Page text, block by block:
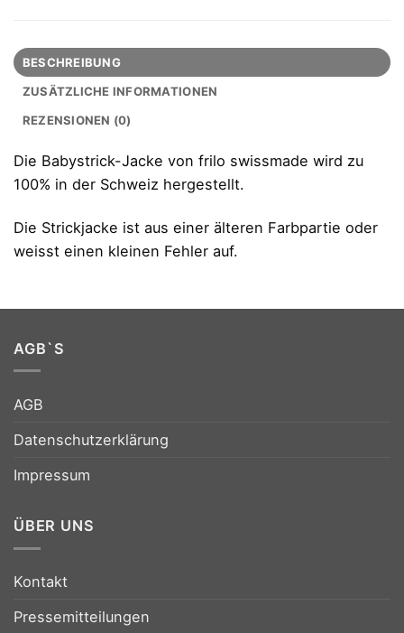
BESCHREIBUNG
ZUSÄTZLICHE INFORMATIONEN
REZENSIONEN (0)
Die Babystrick-Jacke von frilo swissmade wird zu
100% in der Schweiz hergestellt.
Die Strickjacke ist aus einer älteren Farbpartie oder
weisst einen kleinen Fehler auf.
AGB`S
AGB
Datenschutzerklärung
Impressum
ÜBER UNS
Kontakt
Pressemitteilungen